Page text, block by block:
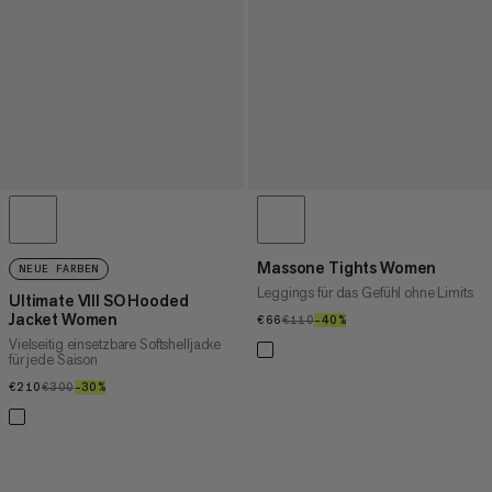
NEUE FARBEN
Ultimate VIII SO Hooded
Jacket Women
Vielseitig einsetzbare Softshelljacke
für jede Saison
€210€210
€300€300
–30%
Massone Tights Women
Leggings für das Gefühl ohne Limits
€66€66
€110€110
–40%